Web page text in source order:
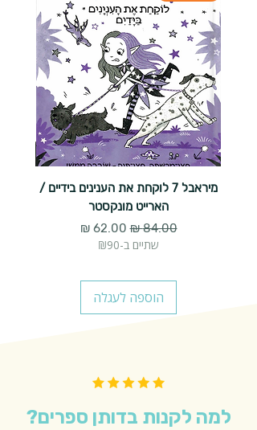
מיראבל 7 לוקחת את הענינים בידיים /
הארייט מונקסטר
מחיר רגיל‏84.00 ‏₪ מחיר מבצע
שתיים ב-₪90
הוספה לעגלה
למה לקנות בדותן ספרים?